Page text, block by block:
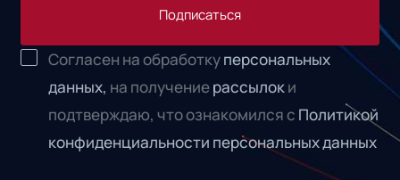
Подписаться
Согласен на обработкуперсональных
данных, на получениерассылоки
подтверждаю, что ознакомился с Политикой
конфиденциальности персональных данных